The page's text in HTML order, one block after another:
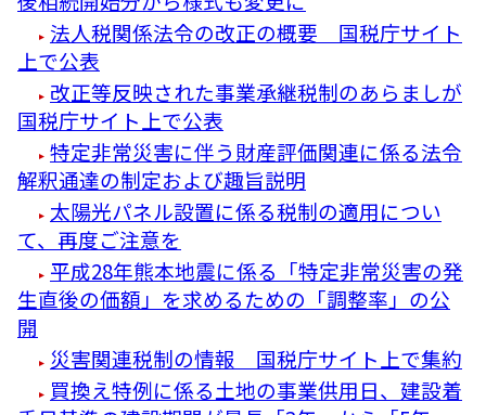
法人税関係法令の改正の概要 国税庁サイト
上で公表
改正等反映された事業承継税制のあらましが
国税庁サイト上で公表
特定非常災害に伴う財産評価関連に係る法令
解釈通達の制定および趣旨説明
太陽光パネル設置に係る税制の適用につい
て、再度ご注意を
平成28年熊本地震に係る「特定非常災害の発
生直後の価額」を求めるための「調整率」の公
開
災害関連税制の情報 国税庁サイト上で集約
買換え特例に係る土地の事業供用日、建設着